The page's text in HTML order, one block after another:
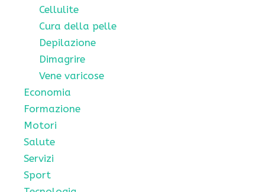
Cellulite
Cura della pelle
Depilazione
Dimagrire
Vene varicose
Economia
Formazione
Motori
Salute
Servizi
Sport